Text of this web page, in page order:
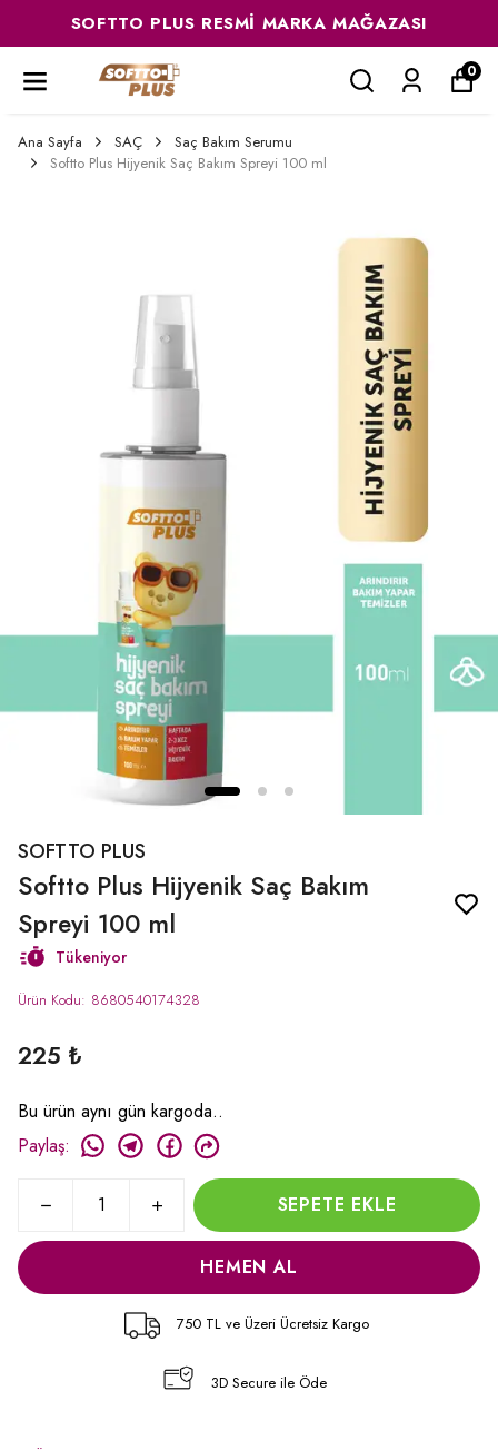
SOFTTO PLUS RESMI MARKA MAĞAZASI
0
Ana Sayfa SAÇ
Saç Bakım Serumu
Softto Plus Hijyenik Saç Bakım Spreyi 100 ml
SOFTTO PLUS
Softto Plus Hijyenik Saç Bakım
Spreyi 100 ml
Tükeniyor
Ürün Kodu: 8680540174328
225 ₺
Bu ürün aynı gün kargoda..
Paylaş:
SEPETE EKLE
HEMEN AL
750 TL ve Üzeri Ücretsiz Kargo
3D Secure ile Öde